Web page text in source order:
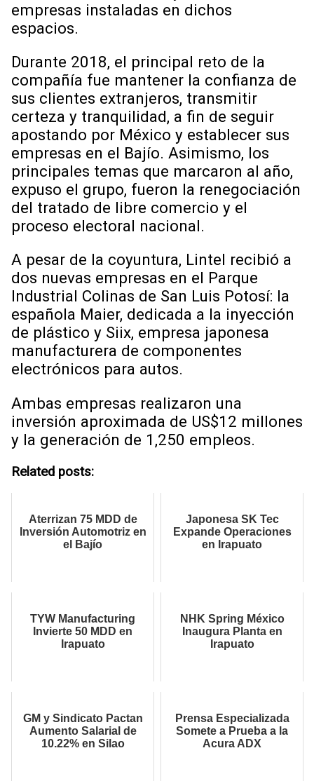
empresas instaladas en dichos
espacios.
Durante 2018, el principal reto de la
compañía fue mantener la confianza de
sus clientes extranjeros, transmitir
certeza y tranquilidad, a fin de seguir
apostando por México y establecer sus
empresas en el Bajío. Asimismo, los
principales temas que marcaron al año,
expuso el grupo, fueron la renegociación
del tratado de libre comercio y el
proceso electoral nacional.
A pesar de la coyuntura, Lintel recibió a
dos nuevas empresas en el Parque
Industrial Colinas de San Luis Potosí: la
española Maier, dedicada a la inyección
de plástico y Siix, empresa japonesa
manufacturera de componentes
electrónicos para autos.
Ambas empresas realizaron una
inversión aproximada de US$12 millones
y la generación de 1,250 empleos.
Related posts:
Aterrizan 75 MDD de
Inversión Automotriz en
el Bajío
Japonesa SK Tec
Expande Operaciones
en Irapuato
TYW Manufacturing
Invierte 50 MDD en
Irapuato
NHK Spring México
Inaugura Planta en
Irapuato
GM y Sindicato Pactan
Aumento Salarial de
10.22% en Silao
Prensa Especializada
Somete a Prueba a la
Acura ADX